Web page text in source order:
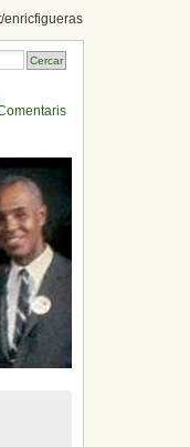
enricfigueras